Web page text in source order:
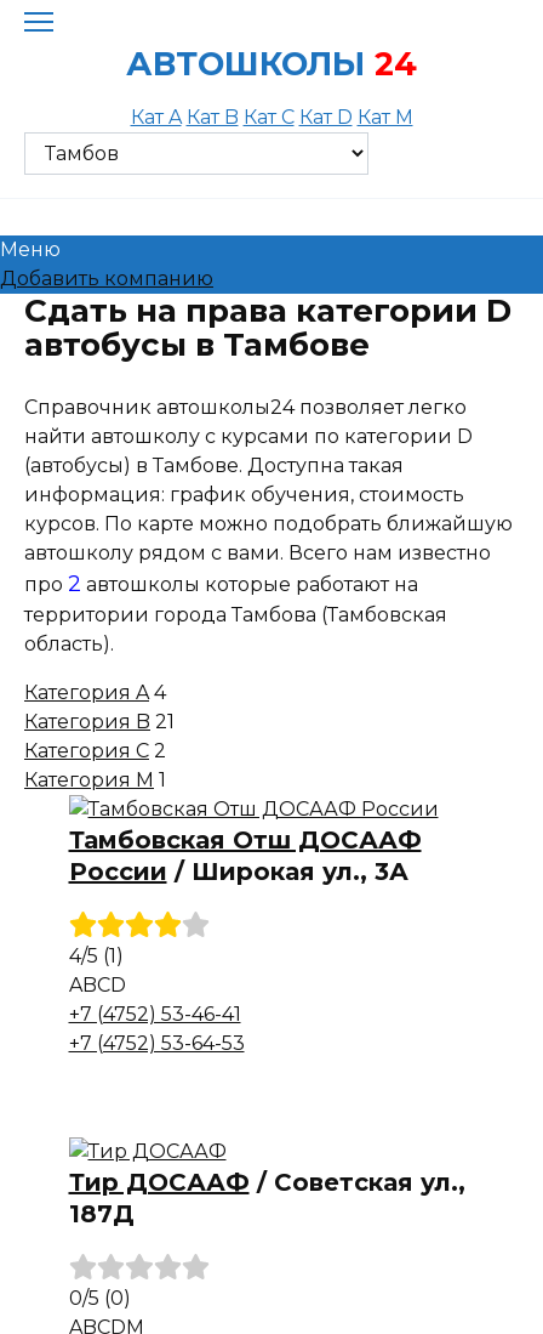
Skip
АВТОШКОЛЫ 24
Кат A Кат B Кат C Кат D Кат M
Меню
Добавить компанию
Сдать на права категории D
автобусы в Тамбове
Справочник автошколы24 позволяет легко
найти автошколу с курсами по категории D
(автобусы) в Тамбове. Доступна такая
информация: график обучения, стоимость
курсов. По карте можно подобрать ближайшую
автошколу рядом с вами. Всего нам известно
про 2 автошколы которые работают на
территории города Тамбова (Тамбовская
область).
Категория A 4
Категория B 21
Категория C 2
Категория M 1
Тамбовская Отш ДОСААФ
России / Широкая ул., 3А
4/5 (1)
ABCD
+7 (4752) 53-46-41
+7 (4752) 53-64-53
Тир ДОСААФ / Советская ул.,
187Д
0/5 (0)
ABCD M